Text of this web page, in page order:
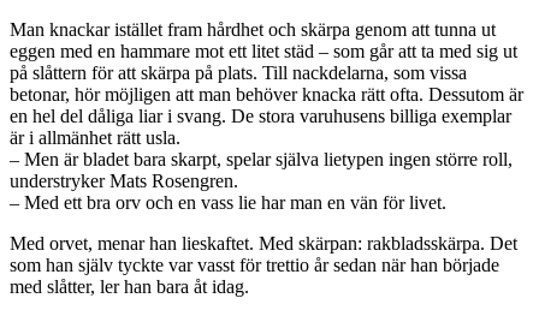
Man knackar istället fram hårdhet och skärpa genom att tunna ut
eggen med en hammare mot ett litet städ – som går att ta med sig ut
på slåttern för att skärpa på plats. Till nackdelarna, som vissa
betonar, hör möjligen att man behöver knacka rätt ofta. Dessutom är
en hel del dåliga liar i svang. De stora varuhusens billiga exemplar
är i allmänhet rätt usla.
– Men är bladet bara skarpt, spelar själva lietypen ingen större roll,
understryker Mats Rosengren.
– Med ett bra orv och en vass lie har man en vän för livet.
Med orvet, menar han lieskaftet. Med skärpan: rakbladsskärpa. Det
som han själv tyckte var vasst för trettio år sedan när han började
med slåtter, ler han bara åt idag.